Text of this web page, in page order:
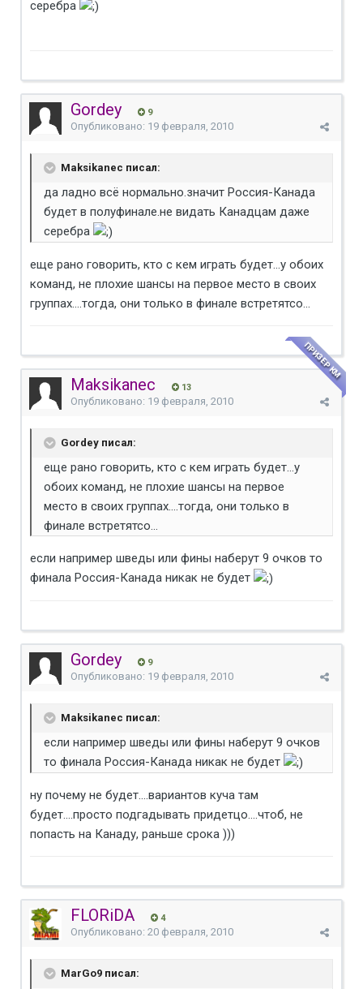
серебра
Gordey 9
Опубликовано: 19 февраля, 2010
Maksikanec писал:
да ладно всё нормально.значит Россия-Канада
будет в полуфинале.не видать Канадцам даже
серебра
еще рано говорить, кто с кем играть будет...у обоих
команд, не плохие шансы на первое место в своих
группах....тогда, они только в финале встретятсо...
Maksikanec 13
ПРИЗЕР КМ
Опубликовано: 19 февраля, 2010
Gordey писал:
еще рано говорить, кто с кем играть будет...у
обоих команд, не плохие шансы на первое
место в своих группах....тогда, они только в
финале встретятсо...
если например шведы или фины наберут 9 очков то
финала Россия-Канада никак не будет
Gordey 9
Опубликовано: 19 февраля, 2010
Maksikanec писал:
если например шведы или фины наберут 9 очков
то финала Россия-Канада никак не будет
ну почему не будет....вариантов куча там
будет....просто подгадывать придетцо....чтоб, не
попасть на Канаду, раньше срока )))
FLORiDA 4
Опубликовано: 20 февраля, 2010
MarGo9 писал: